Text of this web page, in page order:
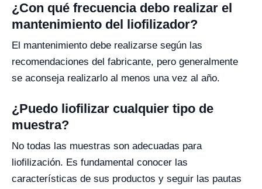
¿Con qué frecuencia debo realizar el
mantenimiento del liofilizador?
El mantenimiento debe realizarse según las
recomendaciones del fabricante, pero generalmente
se aconseja realizarlo al menos una vez al año.
¿Puedo liofilizar cualquier tipo de
muestra?
No todas las muestras son adecuadas para
liofilización. Es fundamental conocer las
características de sus productos y seguir las pautas